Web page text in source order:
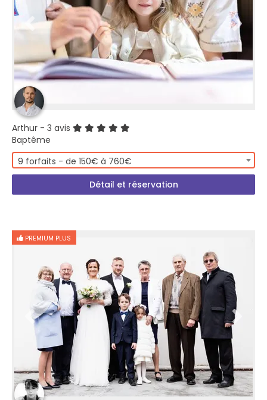
Arthur - 3 avis
Baptême
9 forfaits - de 150€ à 760€
Détail et réservation
PREMIUM PLUS